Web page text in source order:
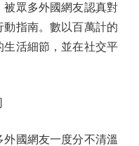
眾多外國網友認真對
指南。數以百萬計的
活細節，並在社交平
國網友一度分不清溫